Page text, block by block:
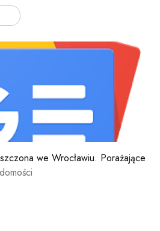
we Wrocławiu. Porażające